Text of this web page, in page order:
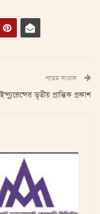
পরের সংবাদ
তৃতীয় প্রান্তিক প্রকাশ